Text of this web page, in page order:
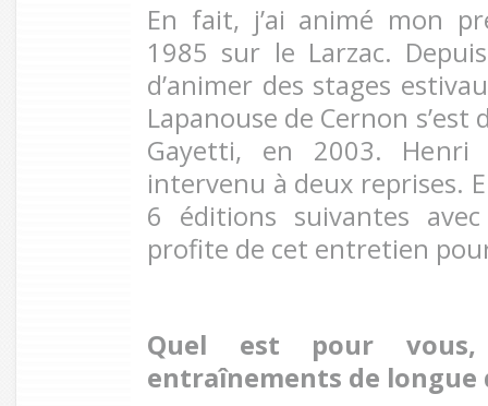
En fait, j’ai animé mon
1985 sur le Larzac.
d’animer des stages
Lapanouse de Cernon
Gayetti, en 2003. Henri
intervenu à deux reprises.
6 éditions suivantes
profite de cet entretien
Quel est pour
entraînements de